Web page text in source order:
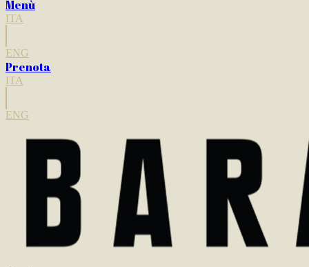
Menù
ITA
ENG
Prenota
ITA
ENG